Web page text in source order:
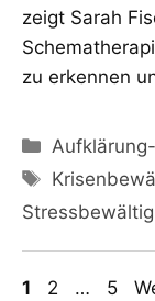
zeigt Sarah
zu erkennen
Kategorien
Seite
1 Seite
2 … Seite
5